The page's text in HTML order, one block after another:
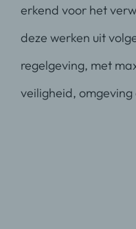
erkend voor het
deze werken uit
regelgeving, met
veiligheid,